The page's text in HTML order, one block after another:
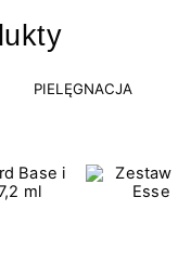
PIELĘGNACJA